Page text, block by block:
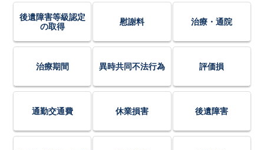
後遺障害等級認定
の取得
慰謝料 治療・通院
治療期間 異時共同不法行為 評価損
通勤交通費 休業損害 後遺障害